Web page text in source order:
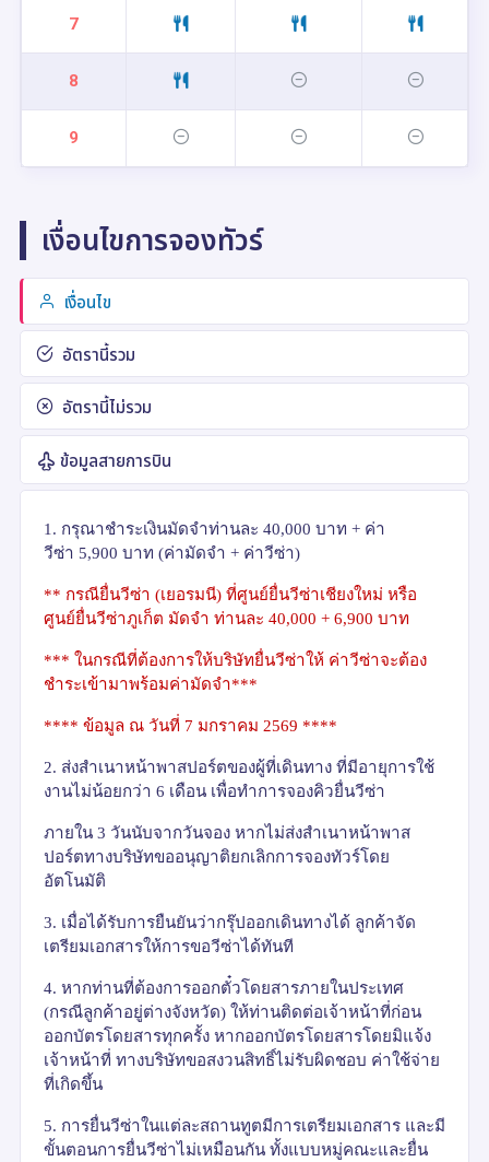
7
8
9
เงื่อนไขการจองทัวร์
เงื่อนไข
อัตรานี้รวม
อัตรานี้ไม่รวม
ข้อมูลสายการบิน
1. กรุณาชำระเงินมัดจำท่านละ 40,000 บาท + ค่า
วีซ่า 5,900 บาท (ค่ามัดจำ + ค่าวีซ่า)
** กรณียื่นวีซ่า (เยอรมนี) ที่ศูนย์ยื่นวีซ่าเชียงใหม่ หรือ
ศูนย์ยื่นวีซ่าภูเก็ต มัดจำ ท่านละ 40,000 + 6,900 บาท
*** ในกรณีที่ต้องการให้บริษัทยื่นวีซ่าให้ ค่าวีซ่าจะต้อง
ชำระเข้ามาพร้อมค่ามัดจำ***
**** ข้อมูล ณ วันที่ 7 มกราคม 2569 ****
2. ส่งสำเนาหน้าพาสปอร์ตของผู้ที่เดินทาง ที่มีอายุการใช้
งานไม่น้อยกว่า 6 เดือน เพื่อทำการจองคิวยื่นวีซ่า
ภายใน 3 วันนับจากวันจอง หากไม่ส่งสำเนาหน้าพาส
ปอร์ตทางบริษัทขออนุญาติยกเลิกการจองทัวร์โดย
อัตโนมัติ
3. เมื่อได้รับการยืนยันว่ากรุ๊ปออกเดินทางได้ ลูกค้าจัด
เตรียมเอกสารให้การขอวีซ่าได้ทันที
4. หากท่านที่ต้องการออกตั๋วโดยสารภายในประเทศ
(กรณีลูกค้าอยู่ต่างจังหวัด) ให้ท่านติดต่อเจ้าหน้าที่ก่อน
ออกบัตรโดยสารทุกครั้ง หากออกบัตรโดยสารโดยมิแจ้ง
เจ้าหน้าที่ ทางบริษัทขอสงวนสิทธิ์ไม่รับผิดชอบ ค่าใช้จ่าย
ที่เกิดขึ้น
5. การยื่นวีซ่าในแต่ละสถานทูตมีการเตรียมเอกสาร และมี
ขั้นตอนการยื่นวีซ่าไม่เหมือนกัน ทั้งแบบหมู่คณะและยื่น